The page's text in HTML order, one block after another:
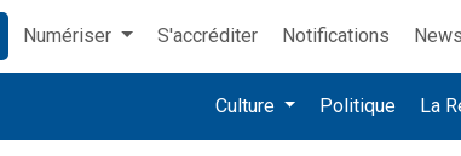
Numériser S'accréditer Notifications
Culture Politique La